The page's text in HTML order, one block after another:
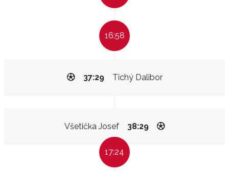
16:58
Tichý Dalibor
37:29
Všetička Josef 38:29
17:24